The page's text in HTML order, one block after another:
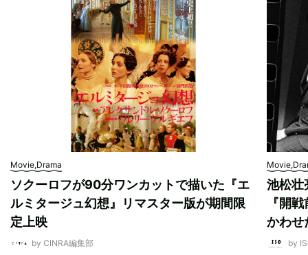
Movie,Drama
ソクーロフが90分ワンカットで描いた『エ
ルミタージュ幻想』リマスター版が期間限
定上映
by CINRA編集部
池松壮
『開
かわせ
by